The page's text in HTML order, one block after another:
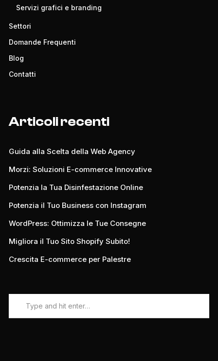
Servizi grafici e branding
Settori
Domande Frequenti
Blog
Contatti
Articoli recenti
Guida alla Scelta della Web Agency
Morzi: Soluzioni E-commerce Innovative
Potenzia la Tua Disinfestazione Online
Potenzia il Tuo Business con Instagram
WordPress: Ottimizza le Tue Consegne
Migliora il Tuo Sito Shopify Subito!
Crescita E-commerce per Palestre